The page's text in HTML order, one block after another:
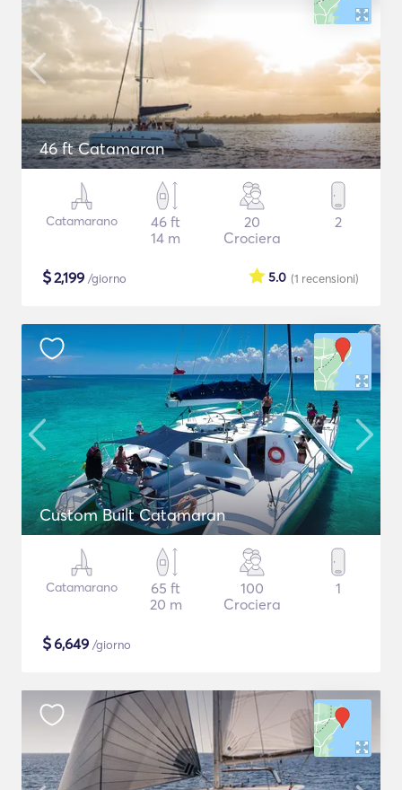
46 ft Catamaran
Catamarano
46 ft
14 m
20
Crociera
2
$2,199 /giorno (1 recensioni)
5.0
Custom Built Catamaran
Catamarano
65 ft
20 m
100
Crociera
1
$6,649 /giorno